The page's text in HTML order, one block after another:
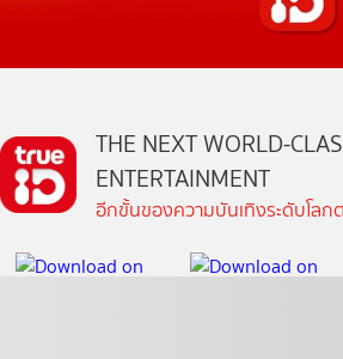
THE NEXT WORLD-
ENTERTAINMENT
อีกขั้นของความบันเทิงระดับโลก